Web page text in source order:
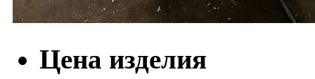
Цена изделия